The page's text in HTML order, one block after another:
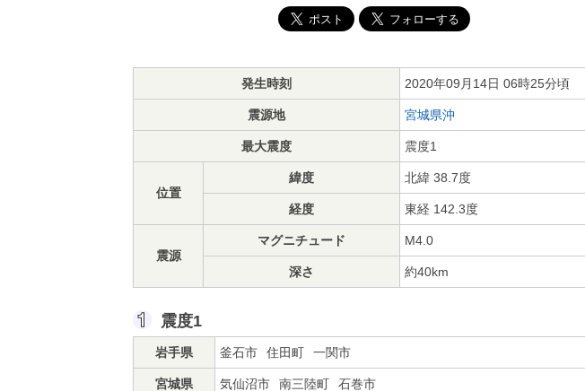
発生時刻 2020年09月14日 06時25分頃
震源地 宮城県沖
最大震度 震度1
位置
緯度 北緯 38.7度
経度 東経 142.3度
震源
マグニチュード M4.0
深さ 約40km
震度1
岩手県 釜石市 住田町 一関市
宮城県 気仙沼市 南三陸町 石巻市